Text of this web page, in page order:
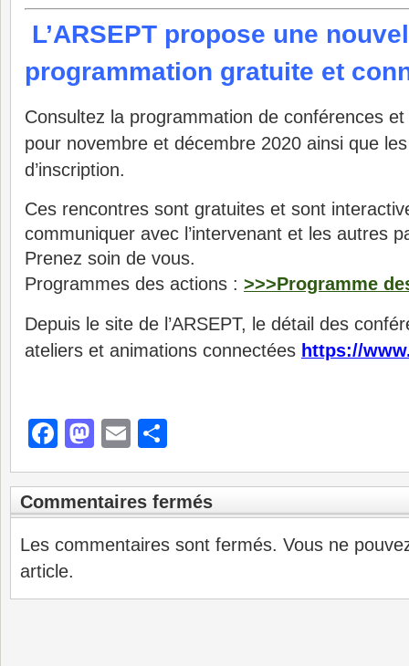
L’ARSEPT propose une
programmation gratuite et
Consultez la programmation de conférences et
pour novembre et décembre 2020 ainsi que
d’inscription.
Ces rencontres sont gratuites et sont
communiquer avec l’intervenant et les autres
Prenez soin de vous.
Programmes des actions : >>>Programme
Depuis le site de l’ARSEPT, le détail des
ateliers et animations connectées https://
Facebook
Mastodon
Email
Commentaires fermés
Les commentaires sont fermés. Vous ne
article.